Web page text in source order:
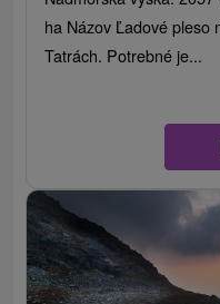
ha Názov Ľadové pleso
Tatrách. Potrebné je...